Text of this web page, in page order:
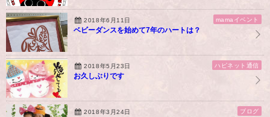
2018年6月11日 mamaイベント
ベビーダンスを始めて7年のハートは？
2018年5月23日 ハピネット通信
お久しぶりです
2018年3月24日 ブログ